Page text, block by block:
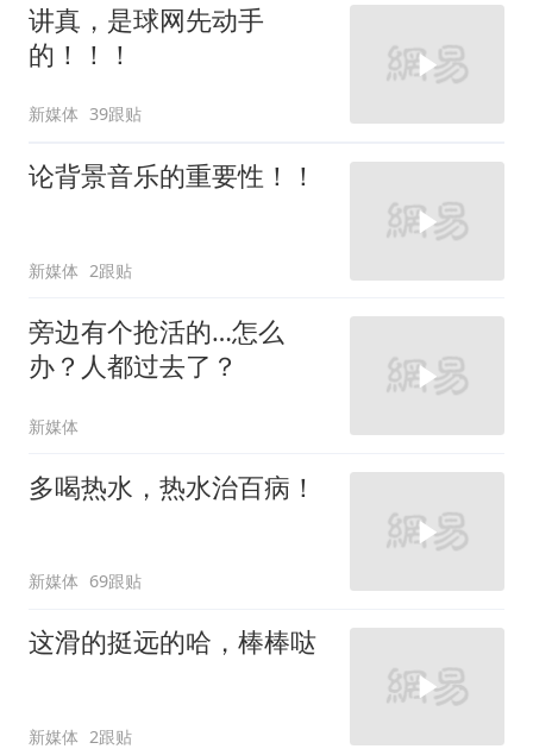
讲真，是球网先动手
的！！！
新媒体 39跟贴
论背景音乐的重要性！！
新媒体 2跟贴
旁边有个抢活的…怎么
办？人都过去了？
新媒体
多喝热水，热水治百病！
新媒体 69跟贴
这滑的挺远的哈，棒棒哒
新媒体 2跟贴